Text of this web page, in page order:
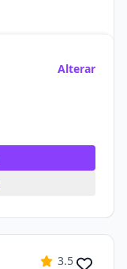
Alterar
3.5